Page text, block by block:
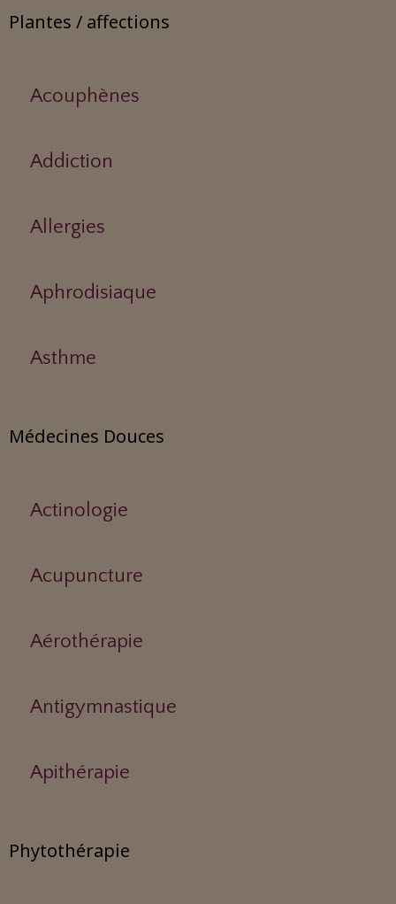
Plantes / affections
Acouphènes
Addiction
Allergies
Aphrodisiaque
Asthme
Médecines Douces
Actinologie
Acupuncture
Aérothérapie
Antigymnastique
Apithérapie
Phytothérapie